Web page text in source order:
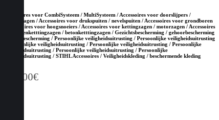
Accessoires voor CombiSysteem / MultiSysteem / Accessoires voor doorslijpers /
bandenzagen / Accessoires voor drukspuiten / nevelspuiten / Accessoires voor grondboren
/ Accessoires voor hoogsnoeiers / Accessoires voor kettingzagen / motorzagen / Accessoires
voor steenketttingzagen / betonketttingzagen / Gezichtsbescherming / gehoorbescherming
/ hoofdbescherming / Persoonlijke veiligheidsuitrusting / Persoonlijke veiligheidsuitrusting
/ Persoonlijke veiligheidsuitrusting / Persoonlijke veiligheidsuitrusting / Persoonlijke
veiligheidsuitrusting / Persoonlijke veiligheidsuitrusting / Persoonlijke
veiligheidsuitrusting / STIHL Accessoires / Veiligheidskleding / beschermende kleding
124,00€